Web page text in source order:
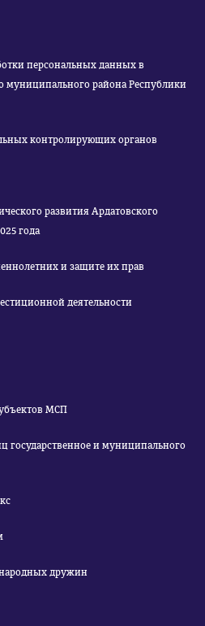
персональных данных в
муниципального района Республики
контролирующих органов
развития Ардатовского
года
и защите их прав
деятельности
МСП
государственное и муниципального
дружин